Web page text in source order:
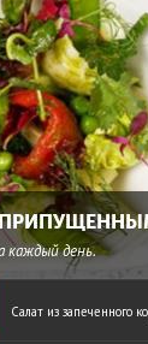
каждый день.
Салат из запеченного